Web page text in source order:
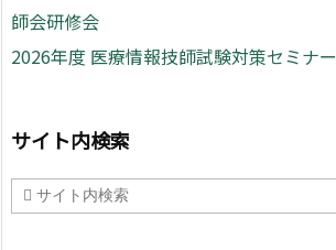
師会研修会
2026年度 医療情報技師試験対策セミナー
サイト内検索